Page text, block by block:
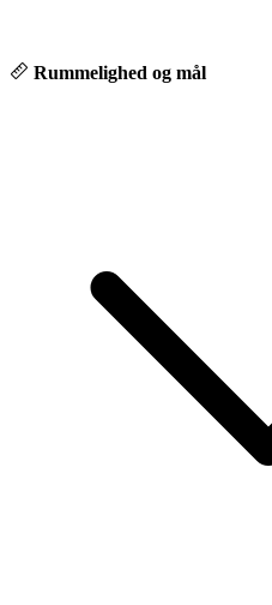
Rummelighed og mål